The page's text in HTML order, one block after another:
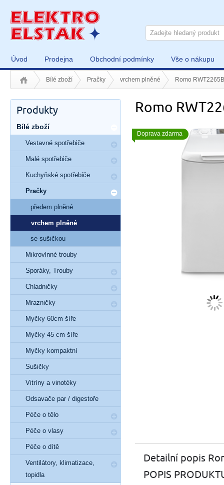
Úvod Prodejna Obchodní podmínky Vše o nákupu
Bílé zboží Pračky vrchem plněné Romo RWT2265B
Romo
Doprava zdarma
Detailní popis
POPIS
Produkty
Bílé zboží
Vestavné spotřebiče
Malé spotřebiče
Kuchyňské spotřebiče
Pračky
předem plněné
vrchem plněné
se sušičkou
Mikrovlnné trouby
Sporáky, Trouby
Chladničky
Mrazničky
Myčky 60cm šíře
Myčky 45 cm šíře
Myčky kompaktní
Sušičky
Vitríny a vinotéky
Odsavače par / digestoře
Péče o tělo
Péče o vlasy
Péče o dítě
Ventilátory, klimatizace,
topidla